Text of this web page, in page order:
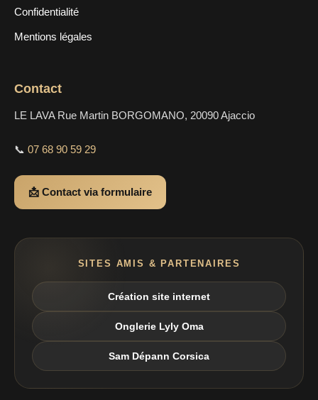
Confidentialité
Mentions légales
Contact
LE LAVA Rue Martin BORGOMANO, 20090 Ajaccio
📞 07 68 90 59 29
📩 Contact via formulaire
SITES AMIS & PARTENAIRES
Création site internet
Onglerie Lyly Oma
Sam Dépann Corsica